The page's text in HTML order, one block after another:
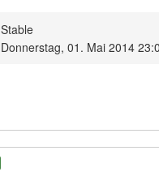
Stable
Donnerstag, 01. Mai 2014